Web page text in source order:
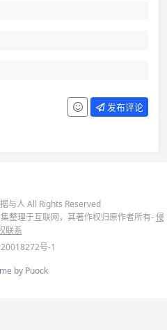
发布评论
与人 All Rights Reserved
整理于互联网，其著作权归原作者所有- 侵
联系
号-1
by Puock